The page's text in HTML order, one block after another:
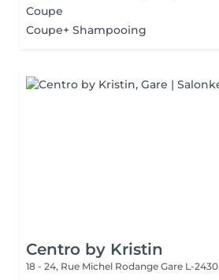
Coupe
Coupe+ Shampooing
Centro by Kristin
18 - 24, Rue Michel Rodange Gare L-2430